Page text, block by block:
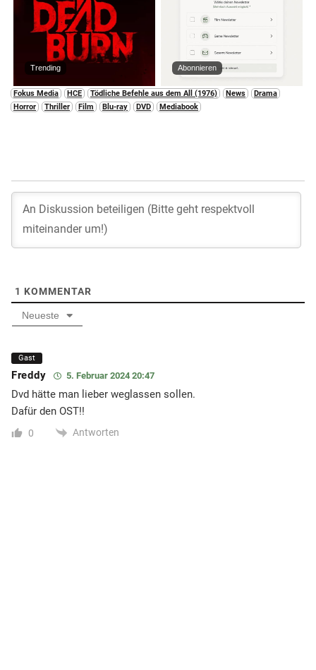
Trending Abonnieren
Fokus Media HCE Tödliche Befehle aus dem All (1976) News
Drama
Horror
Thriller Film Blu-ray DVD Mediabook
1 KOMMENTAR
Neueste
Gast
Freddy 5. Februar 2024 20:47
Dvd hätte man lieber weglassen sollen.
Dafür den OST!!
0 Antworten